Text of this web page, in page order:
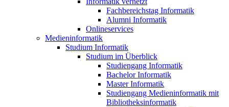
Fachbereichstag Informatik
Alumni Informatik
Onlineservices
Medieninformatik
Studium Informatik
Studium im Überblick
Studiengang Informatik
Bachelor Informatik
Master Informatik
Studiengang Medieninformatik mit
Bibliotheksinformatik